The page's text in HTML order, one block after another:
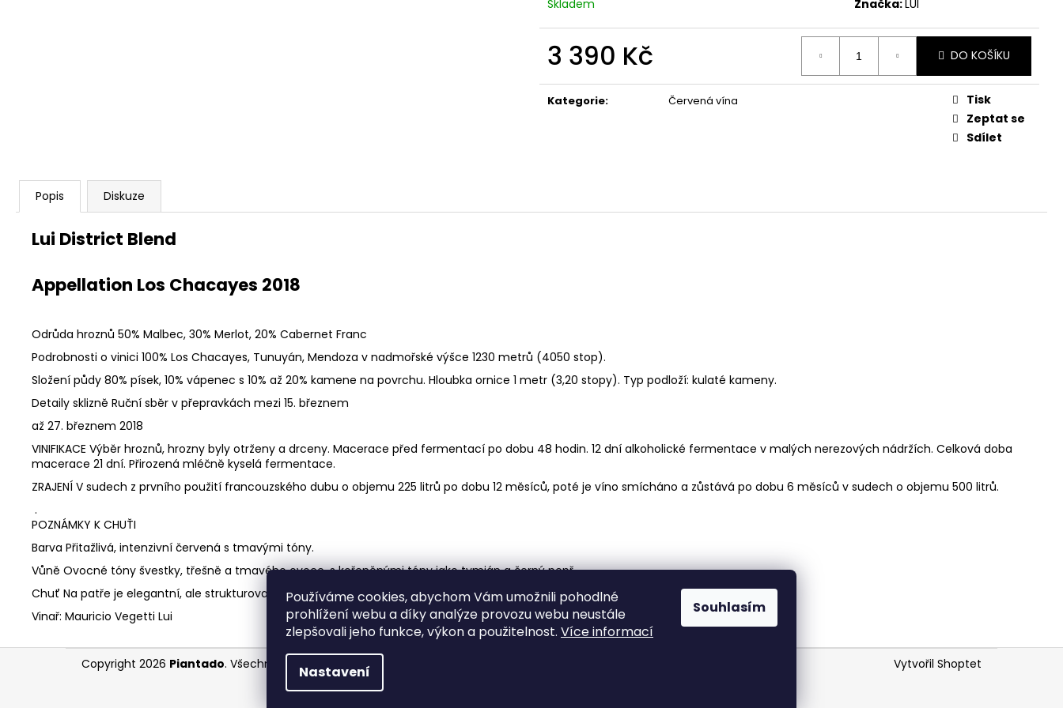
Používáme cookies, abychom Vám umožnili pohodlné
prohlížení webu a díky analýze provozu webu neustále
zlepšovali jeho funkce, výkon a použitelnost. Více informací
Nastavení
Souhlasím
Skladem Značka:LUI
3 390 Kč
cena:
DO KOŠÍKU
Kategorie: Červená vína
Tisk
Zeptat se
Sdílet
Popis Diskuze
Lui District Blend
Appellation Los Chacayes 2018
Odrůda hroznů 50% Malbec, 30% Merlot, 20% Cabernet Franc
Podrobnosti o vinici 100% Los Chacayes, Tunuyán, Mendoza v nadmořské výšce 1230 metrů (4050 stop).
Složení půdy 80% písek, 10% vápenec s 10% až 20% kamene na povrchu. Hloubka ornice 1 metr (3,20 stopy). Typ podloží: kulaté kameny.
Detaily sklizně Ruční sběr v přepravkách mezi 15. březnem
až 27. březnem 2018
VINIFIKACE Výběr hroznů, hrozny byly otrženy a drceny. Macerace před fermentací po dobu 48 hodin. 12 dní alkoholické fermentace v malých nerezových nádržích. Celková doba
macerace 21 dní. Přirozená mléčně kyselá fermentace.
ZRAJENÍ V sudech z prvního použití francouzského dubu o objemu 225 litrů po dobu 12 měsíců, poté je víno smícháno a zůstává po dobu 6 měsíců v sudech o objemu 500 litrů.
.
POZNÁMKY K CHUŤI
Barva Přitažlivá, intenzivní červená s tmavými tóny.
Vůně Ovocné tóny švestky, třešně a tmavého ovoce, s kořeněnými tóny jako tymián a černý pepř.
Chuť Na patře je elegantní, ale strukturované, s trvalým závěrem, což z něj činí víno, které je těžké zapomenout.
Vinař: Mauricio Vegetti Lui
950 Kč
Z Vytvořil Shoptet
Copyright 2026 Piantado. Všechna práva vyhrazena.